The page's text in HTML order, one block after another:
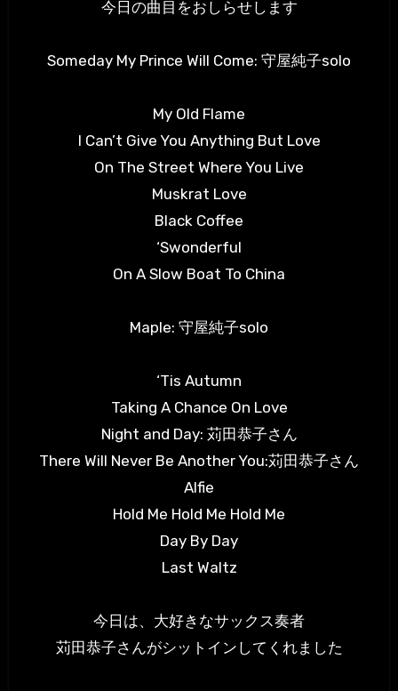
今日の曲目をおしらせします
Someday My Prince Will Come: 守屋純子solo
My Old Flame
I Can’t Give You Anything But Love
On The Street Where You Live
Muskrat Love
Black Coffee
‘Swonderful
On A Slow Boat To China
Maple: 守屋純子solo
‘Tis Autumn
Taking A Chance On Love
Night and Day: 苅田恭子さん
There Will Never Be Another You:苅田恭子さん
Alfie
Hold Me Hold Me Hold Me
Day By Day
Last Waltz
今日は、大好きなサックス奏者
苅田恭子さんがシットインしてくれました